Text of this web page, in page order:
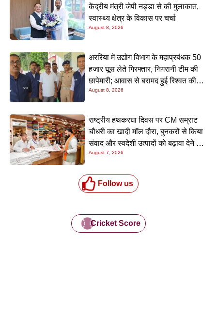
केंद्रीय मंत्री जेपी नड्डा से की मुलाकात,
स्वास्थ्य क्षेत्र के विकास पर चर्चा
August 8, 2026
अररिया में उद्योग विभाग के महाप्रबंधक 50
हजार घूस लेते गिरफ्तार, निगरानी टीम की
छापेमारी; आवास से बरामद हुई रिश्वत की
रकम
August 8, 2026
राष्ट्रीय हथकरघा दिवस पर CM सम्राट
चौधरी का खादी मॉल दौरा, बुनकरों से किया
संवाद और स्वदेशी उत्पादों को बढ़ावा देने की
अपील
August 7, 2026
Follow us
Cricket Score